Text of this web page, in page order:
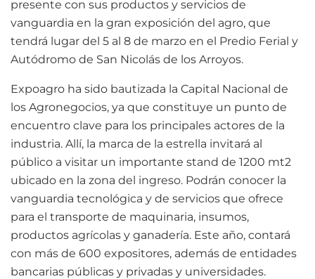
presente con sus productos y servicios de
vanguardia en la gran exposición del agro, que
tendrá lugar del 5 al 8 de marzo en el Predio Ferial y
Autódromo de San Nicolás de los Arroyos.
Expoagro ha sido bautizada la Capital Nacional de
los Agronegocios, ya que constituye un punto de
encuentro clave para los principales actores de la
industria. Allí, la marca de la estrella invitará al
público a visitar un importante stand de 1200 mt2
ubicado en la zona del ingreso. Podrán conocer la
vanguardia tecnológica y de servicios que ofrece
para el transporte de maquinaria, insumos,
productos agrícolas y ganadería. Este año, contará
con más de 600 expositores, además de entidades
bancarias públicas y privadas y universidades.